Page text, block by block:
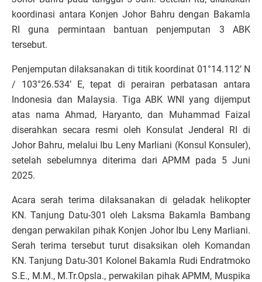
koordinasi antara Konjen Johor Bahru dengan Bakamla
RI guna permintaan bantuan penjemputan 3 ABK
tersebut.
Penjemputan dilaksanakan di titik koordinat 01°14.112’ N
/ 103°26.534’ E, tepat di perairan perbatasan antara
Indonesia dan Malaysia. Tiga ABK WNI yang dijemput
atas nama Ahmad, Haryanto, dan Muhammad Faizal
diserahkan secara resmi oleh Konsulat Jenderal RI di
Johor Bahru, melalui Ibu Leny Marliani (Konsul Konsuler),
setelah sebelumnya diterima dari APMM pada 5 Juni
2025.
Acara serah terima dilaksanakan di geladak helikopter
KN. Tanjung Datu-301 oleh Laksma Bakamla Bambang
dengan perwakilan pihak Konjen Johor Ibu Leny Marliani.
Serah terima tersebut turut disaksikan oleh Komandan
KN. Tanjung Datu-301 Kolonel Bakamla Rudi Endratmoko
S.E., M.M., M.Tr.Opsla., perwakilan pihak APMM, Muspika